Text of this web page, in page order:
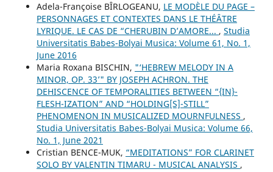
Adela-Françoise BÎRLOGEANU, LE MODÈLE DU PAGE –
PERSONNAGES ET CONTEXTES DANS LE THÉÂTRE
LYRIQUE. LE CAS DE “CHERUBIN D’AMORE... , Studia
Universitatis Babes-Bolyai Musica: Volume 61, No. 1,
June 2016
Maria Roxana BISCHIN, "‘HEBREW MELODY IN A
MINOR, OP. 33’" BY JOSEPH ACHRON. THE
DEHISCENCE OF TEMPORALITIES BETWEEN “{IN}-
FLESH-IZATION” AND “HOLDING[S]-STILL”
PHENOMENON IN MUSICALIZED MOURNFULNESS ,
Studia Universitatis Babes-Bolyai Musica: Volume 66,
No. 1, June 2021
Cristian BENCE-MUK, “MEDITATIONS” FOR CLARINET
SOLO BY VALENTIN TIMARU - MUSICAL ANALYSIS ,